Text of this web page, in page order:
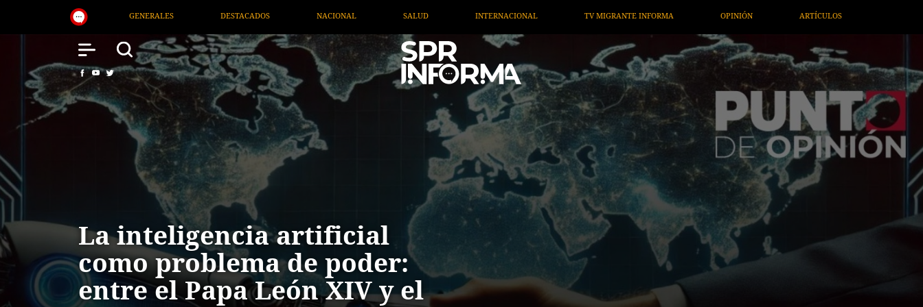
DESTACADOS NACIONAL SALUD INTERNACIONAL TV MIGRANTE INFORMA OPINIÓN ARTÍCULOS ARTE / ENTRETENIMIENTO
La inteligencia artificial
como problema de poder:
entre el Papa León XIV y el